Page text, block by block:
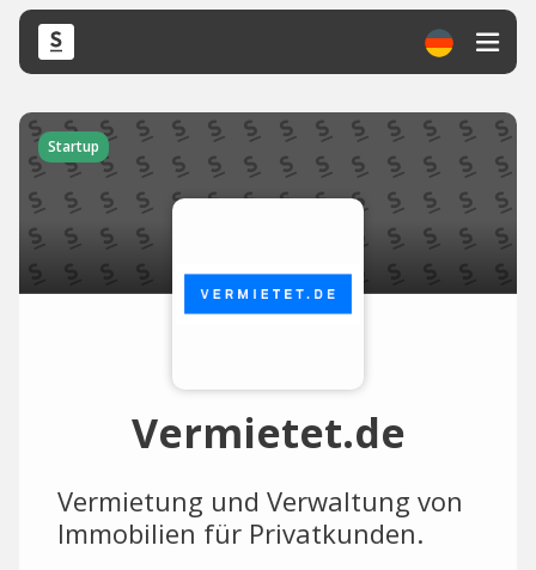
Startup
Vermietet.de
Vermietung und Verwaltung von
Immobilien für Privatkunden.